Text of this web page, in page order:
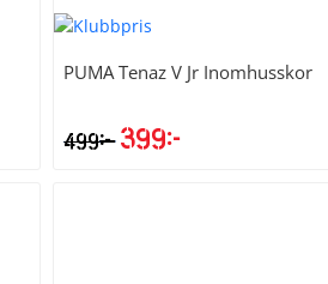
PUMA Tenaz V Jr Inomhusskor
499kr399kr